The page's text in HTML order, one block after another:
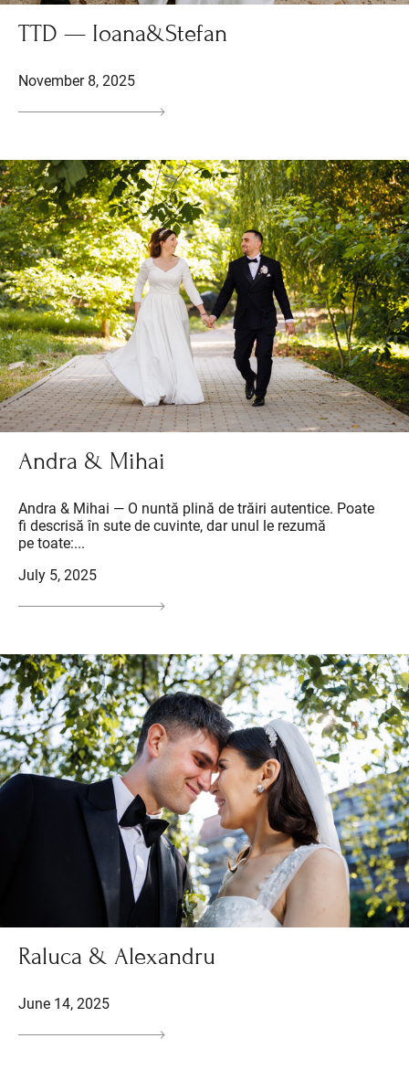
TTD — Ioana&Stefan
November 8, 2025
Andra & Mihai
Andra & Mihai — O nuntă plină de trăiri autentice. Poate
fi descrisă în sute de cuvinte, dar unul le rezumă
pe toate:...
July 5, 2025
Raluca & Alexandru
June 14, 2025